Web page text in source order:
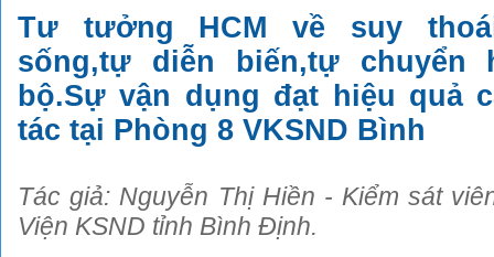
Tư tưởng HCM về suy
sống,tự diễn biến,tự chuyển
bộ.Sự vận dụng đạt hiệu quả
tác tại Phòng 8 VKSND Bình
Tác giả: Nguyễn Thị Hiền - Kiểm sát
Viện KSND tỉnh Bình Định.